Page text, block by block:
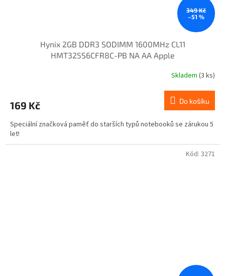
349 Kč
–51 %
Hynix 2GB DDR3 SODIMM 1600MHz CL11
HMT325S6CFR8C-PB NA AA Apple
Skladem (3 ks)
169 Kč Do košíku
Speciální značková paměť do starších typů notebooků se zárukou 5
let!
Kód: 3271